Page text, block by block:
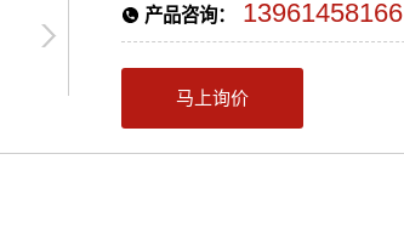
产品咨询： 13961458166
马上询价